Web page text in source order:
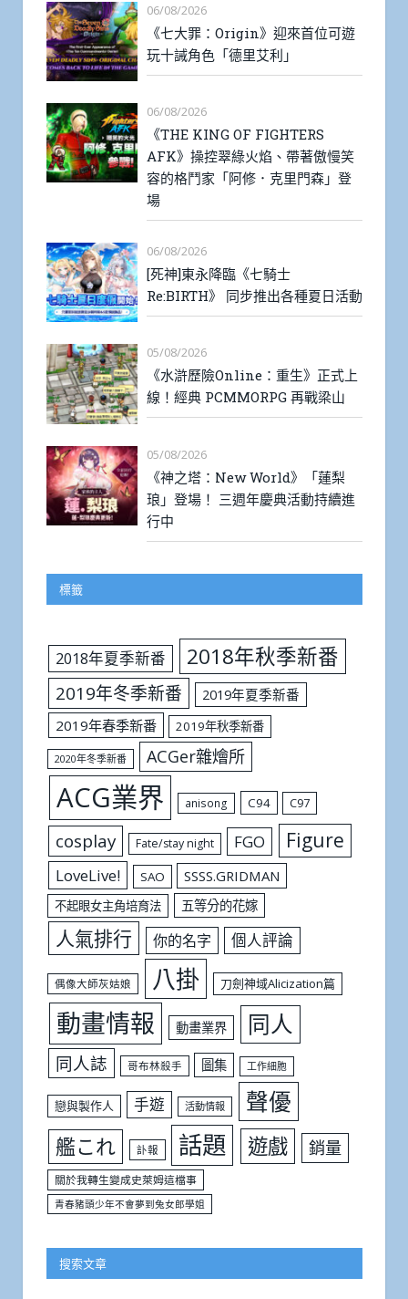
06/08/2026
《七大罪：Origin》迎來首位可遊
玩十誡角色「德里艾利」
06/08/2026
《THE KING OF FIGHTERS
AFK》操控翠綠火焰、帶著傲慢笑
容的格鬥家「阿修．克里門森」登
場
06/08/2026
[死神]東永降臨《七騎士
Re:BIRTH》 同步推出各種夏日活動
05/08/2026
《水滸歷險Online：重生》正式上
線！經典 PCMMORPG 再戰梁山
05/08/2026
《神之塔：New World》「蓮梨
琅」登場！ 三週年慶典活動持續進
行中
標籤
2018年夏季新番 2018年秋季新番
2019年冬季新番
2019年夏季新番
2019年春季新番
2019年秋季新番
2020年冬季新番 ACGer雜燴所
ACG業界 anisong C94 C97
cosplay Fate/stay night FGO Figure
LoveLive! SAO SSSS.GRIDMAN
不起眼女主角培育法 五等分的花嫁
人氣排行 你的名字 個人評論
偶像大師灰姑娘 八掛 刀劍神域Alicization篇
動畫情報 動畫業界 同人
同人誌 哥布林殺手 圖集 工作細胞
戀與製作人 手遊 活動情報 聲優
艦これ 訃報 話題 遊戲 銷量
關於我轉生變成史萊姆這檔事
青春豬頭少年不會夢到兔女郎學姐
搜索文章